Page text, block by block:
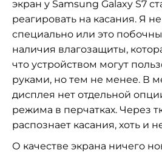
экран у Samsung Galaxy S7
реагировать на касания. Я
специально или это
наличия влагозащиты,
что устройством могут
руками, но тем не менее. В
дисплея нет отдельной
режима в перчатках. Через
распознает касания, хоть и
О качестве экрана ничего